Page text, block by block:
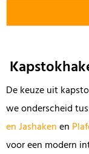
De keuze uit
we onderscheid
en Jashakenen
voor een modern